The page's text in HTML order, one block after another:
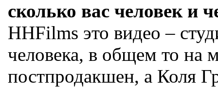
сколько вас человек и
HHFilms это видео –
человека, в общем то на
постпродакшен, а Коля